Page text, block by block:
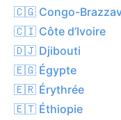
🇨🇬 Congo-
🇨🇮 Côte d’Ivoire
🇩🇯 Djibouti
🇪🇬 Égypte
🇪🇷 Érythrée
🇪🇹 Éthiopie